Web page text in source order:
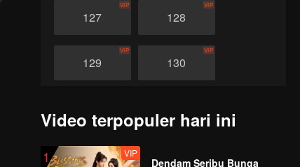
127
VIP
128
VIP
129
VIP
130
VIP
133
Video terpopuler hari ini
1 VIP
Dendam Seribu Bunga